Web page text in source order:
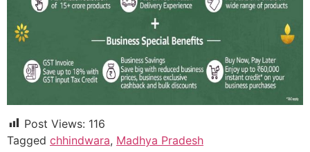
Post Views: 116
Tagged chhindwara, Madhya Pradesh